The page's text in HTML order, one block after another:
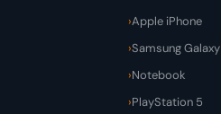
Apple iPhone
Samsung Galaxy
Notebook
PlayStation 5